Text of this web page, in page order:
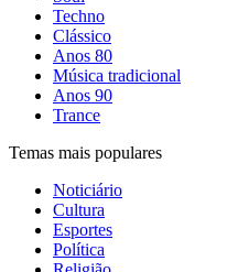
Techno
Clássico
Anos 80
Música tradicional
Anos 90
Trance
Temas mais populares
Noticiário
Cultura
Esportes
Política